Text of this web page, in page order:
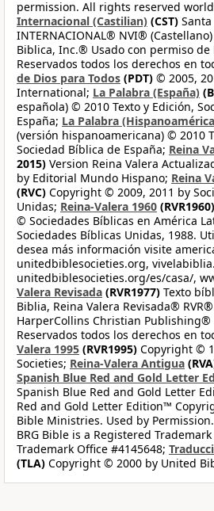
permission. All rights reserved
Internacional (Castilian) (CST) Santa
INTERNACIONAL® NVI®
Biblica, Inc.® Usado con permiso
Reservados todos los derechos en
de Dios para Todos (PDT) © 2005,
International; La Palabra (España)
española) © 2010 Texto y Edición,
España; La Palabra
(versión hispanoamericana) © 2010
Sociedad Bíblica de España; Reina
2015) Version Reina Valera
by Editorial Mundo Hispano; Reina
(RVC) Copyright © 2009, 2011 by
Unidas; Reina-Valera 1960 (RVR1960)
© Sociedades Bíblicas en América
Sociedades Bíblicas Unidas, 1988.
desea más información visite
unitedbiblesocieties.org,
unitedbiblesocieties.org/es/casa/,
Valera Revisada (RVR1977) Texto
Biblia, Reina Valera Revisada®
HarperCollins Christian Publishing®
Reservados todos los derechos en
Valera 1995 (RVR1995) Copyright ©
Societies; Reina-Valera Antigua
Spanish Blue Red and Gold Letter
Spanish Blue Red and Gold Letter
Red and Gold Letter Edition™
Bible Ministries. Used by
BRG Bible is a Registered
Trademark Office #4145648;
(TLA) Copyright © 2000 by United